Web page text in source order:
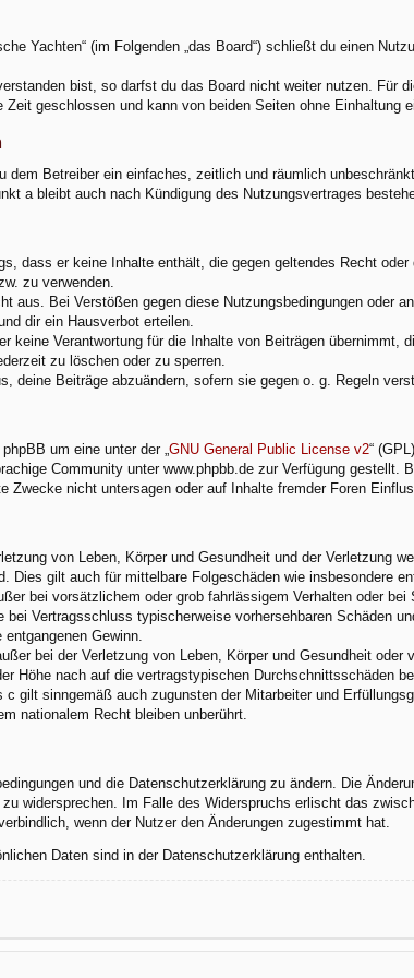
Yachten“ (im Folgenden „das Board“) schließt du einen
bist, so darfst du das Board nicht weiter nutzen. Für
geschlossen und kann von beiden Seiten ohne Einhaltung
dem Betreiber ein einfaches, zeitlich und räumlich
a bleibt auch nach Kündigung des Nutzungsvertrages
dass er keine Inhalte enthält, die gegen geltendes Recht
zu verwenden.
aus. Bei Verstößen gegen diese Nutzungsbedingungen oder
dir ein Hausverbot erteilen.
keine Verantwortung für die Inhalte von Beiträgen
zu löschen oder zu sperren.
deine Beiträge abzuändern, sofern sie gegen o. g. Regeln
um eine unter der „GNU General Public License v2“
Community unter www.phpbb.de zur Verfügung
Zwecke nicht untersagen oder auf Inhalte fremder Foren
von Leben, Körper und Gesundheit und der
Dies gilt auch für mittelbare Folgeschäden wie insbesondere
bei vorsätzlichem oder grob fahrlässigem Verhalten oder
bei Vertragsschluss typischerweise vorhersehbaren Schäden
Gewinn.
bei der Verletzung von Leben, Körper und Gesundheit
Höhe nach auf die vertragstypischen Durchschnittsschäden
c gilt sinngemäß auch zugunsten der Mitarbeiter und
nationalem Recht bleiben unberührt.
und die Datenschutzerklärung zu ändern. Die
widersprechen. Im Falle des Widerspruchs erlischt das
wenn der Nutzer den Änderungen zugestimmt hat.
Daten sind in der Datenschutzerklärung enthalten.